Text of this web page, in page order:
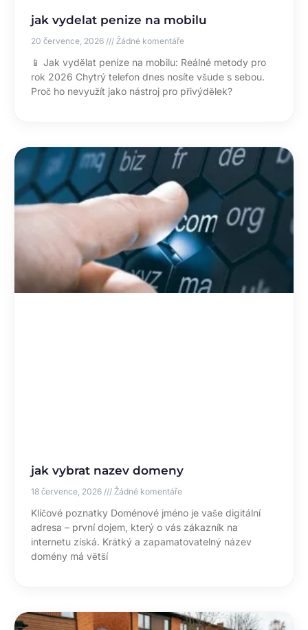
jak vydelat penize na mobilu
20 července, 2026 Žádné komentáře
📱 Jak vydělat peníze na mobilu: Reálné metody pro
rok 2026 Chytrý telefon dnes nosíte všude s sebou.
Proč ho nevyužít jako nástroj pro přivýdělek?
jak vybrat nazev domeny
18 července, 2026 Žádné komentáře
Klíčové poznatky Doménové jméno je vaše digitální
adresa – první dojem, který o vás zákazník na
internetu získá. Krátký a zapamatovatelný název
domény má větší